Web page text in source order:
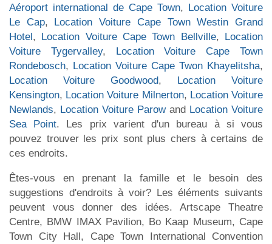
Aéroport international de Cape Town, Location Voiture
Le Cap, Location Voiture Cape Town Westin Grand
Hotel, Location Voiture Cape Town Bellville, Location
Voiture Tygervalley, Location Voiture Cape Town
Rondebosch, Location Voiture Cape Twon Khayelitsha,
Location Voiture Goodwood, Location Voiture
Kensington, Location Voiture Milnerton, Location Voiture
Newlands, Location Voiture Parowand Location Voiture
Sea Point. Les prix varient d'un bureau à si vous
pouvez trouver les prix sont plus chers à certains de
ces endroits.
Êtes-vous en prenant la famille et le besoin des
suggestions d'endroits à voir? Les éléments suivants
peuvent vous donner des idées. Artscape Theatre
Centre, BMW IMAX Pavilion, Bo Kaap Museum, Cape
Town City Hall, Cape Town International Convention